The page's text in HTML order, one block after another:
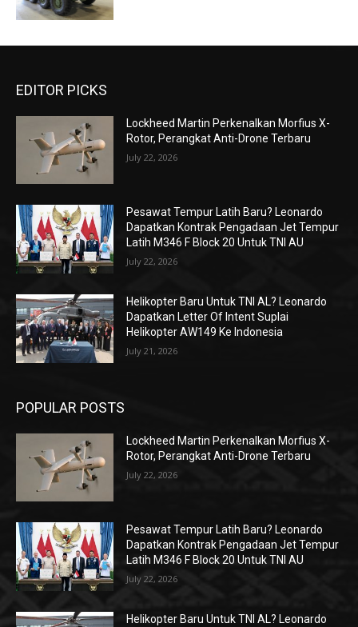
EDITOR PICKS
Lockheed Martin Perkenalkan Morfius X-
Rotor, Perangkat Anti-Drone Terbaru
July 22, 2026
Pesawat Tempur Latih Baru? Leonardo
Dapatkan Kontrak Pengadaan Jet Tempur
Latih M346 F Block 20 Untuk TNI AU
July 22, 2026
Helikopter Baru Untuk TNI AL? Leonardo
Dapatkan Letter Of Intent Suplai
Helikopter AW149 Ke Indonesia
July 21, 2026
POPULAR POSTS
Lockheed Martin Perkenalkan Morfius X-
Rotor, Perangkat Anti-Drone Terbaru
July 22, 2026
Pesawat Tempur Latih Baru? Leonardo
Dapatkan Kontrak Pengadaan Jet Tempur
Latih M346 F Block 20 Untuk TNI AU
July 22, 2026
Helikopter Baru Untuk TNI AL? Leonardo